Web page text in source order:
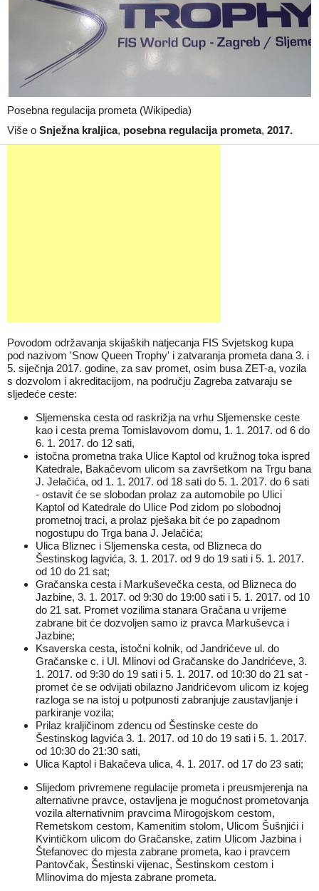
Posebna regulacija prometa (Wikipedia)
Više o Snježna kraljica, posebna regulacija prometa, 2017.
Povodom održavanja skijaških natjecanja FIS Svjetskog kupa
pod nazivom 'Snow Queen Trophy' i zatvaranja prometa dana 3. i
5. siječnja 2017. godine, za sav promet, osim busa ZET-a, vozila
s dozvolom i akreditacijom, na području Zagreba zatvaraju se
sljedeće ceste:
Sljemenska cesta od raskrižja na vrhu Sljemenske ceste
kao i cesta prema Tomislavovom domu, 1. 1. 2017. od 6 do
6. 1. 2017. do 12 sati,
istočna prometna traka Ulice Kaptol od kružnog toka ispred
Katedrale, Bakačevom ulicom sa završetkom na Trgu bana
J. Jelačića, od 1. 1. 2017. od 18 sati do 5. 1. 2017. do 6 sati
- ostavit će se slobodan prolaz za automobile po Ulici
Kaptol od Katedrale do Ulice Pod zidom po slobodnoj
prometnoj traci, a prolaz pješaka bit će po zapadnom
nogostupu do Trga bana J. Jelačića;
Ulica Bliznec i Sljemenska cesta, od Blizneca do
Šestinskog lagvića, 3. 1. 2017. od 9 do 19 sati i 5. 1. 2017.
od 10 do 21 sat;
Gračanska cesta i Markuševečka cesta, od Blizneca do
Jazbine, 3. 1. 2017. od 9:30 do 19:00 sati i 5. 1. 2017. od 10
do 21 sat. Promet vozilima stanara Gračana u vrijeme
zabrane bit će dozvoljen samo iz pravca Markuševca i
Jazbine;
Ksaverska cesta, istočni kolnik, od Jandrićeve ul. do
Gračanske c. i Ul. Mlinovi od Gračanske do Jandrićeve, 3.
1. 2017. od 9:30 do 19 sati i 5. 1. 2017. od 10:30 do 21 sat -
promet će se odvijati obilazno Jandrićevom ulicom iz kojeg
razloga se na istoj u potpunosti zabranjuje zaustavljanje i
parkiranje vozila;
Prilaz kraljičinom zdencu od Šestinske ceste do
Šestinskog lagvića 3. 1. 2017. od 10 do 19 sati i 5. 1. 2017.
od 10:30 do 21:30 sati,
Ulica Kaptol i Bakačeva ulica, 4. 1. 2017. od 17 do 23 sati;
Slijedom privremene regulacije prometa i preusmjerenja na
alternativne pravce, ostavljena je mogućnost prometovanja
vozila alternativnim pravcima Mirogojskom cestom,
Remetskom cestom, Kamenitim stolom, Ulicom Šušnjići i
Kvintičkom ulicom do Gračanske, zatim Ulicom Jazbina i
Štefanovec do mjesta zabrane prometa, kao i pravcem
Pantovčak, Šestinski vijenac, Šestinskom cestom i
Mlinovima do mjesta zabrane prometa.